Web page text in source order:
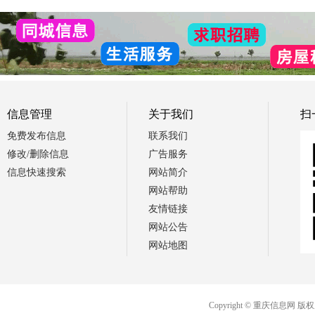
信息管理
免费发布信息
修改/删除信息
信息快速搜索
关于我们
联系我们
广告服务
网站简介
网站帮助
友情链接
网站公告
网站地图
扫
Copyright © 重庆信息网 版